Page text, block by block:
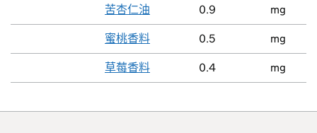
苦杏仁油 0.9 mg
蜜桃香料 0.5 mg
草莓香料 0.4 mg